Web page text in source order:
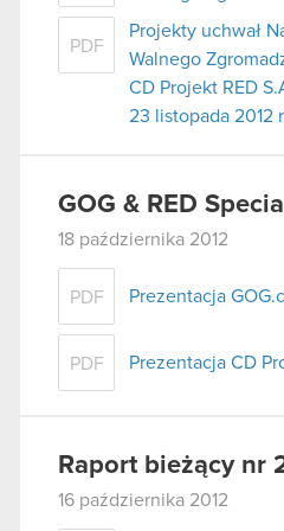
PDF
Projekty uchwał
Walnego
CD Projekt RED
23 listopada 2012
GOG & RED
18 października 2012
PDF Prezentacja
PDF Prezentacja CD
Raport bieżący nr
16 października 2012